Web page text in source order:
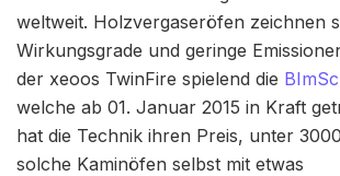
weltweit. Holzvergaseröfen zeichnen
Wirkungsgrade und geringe
der xeoos TwinFire spielend die
welche ab 01. Januar 2015 in Kraft
hat die Technik ihren Preis, unter
solche Kaminöfen selbst mit etwas